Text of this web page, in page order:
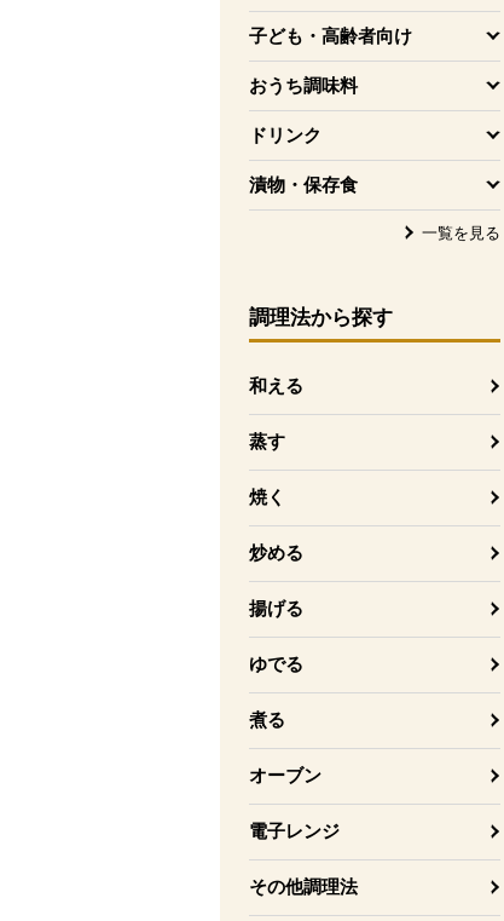
子ども・高齢者向け
を開く
おうち調味料
を開く
ドリンク
を開く
漬物・保存食
を開く
一覧を見る
調理法から探す
和える
蒸す
焼く
炒める
揚げる
ゆでる
煮る
オーブン
電子レンジ
その他調理法